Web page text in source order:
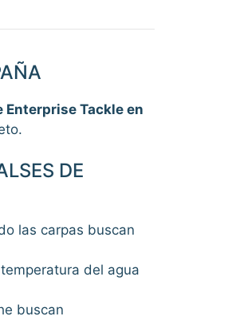
Tackle en
DE
las carpas buscan
del agua
buscan